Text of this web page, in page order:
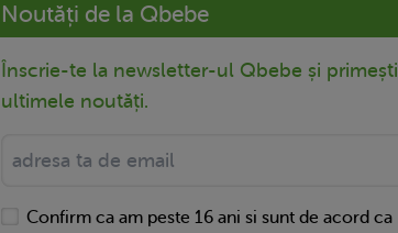
Noutăți de la Qbebe
Înscrie-te la newsletter-ul Qbebe și primești
ultimele noutăți.
Confirm ca am peste 16 ani si sunt de acord ca